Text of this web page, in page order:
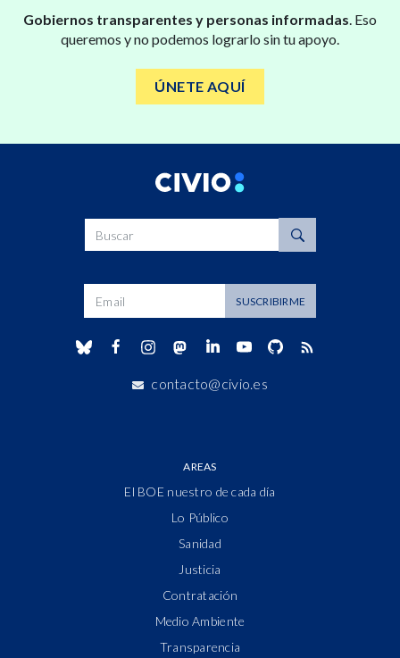
Gobiernos transparentes y personas informadas. Eso
queremos y no podemos lograrlo sin tu apoyo.
ÚNETE AQUÍ
SUSCRIBIRME
contacto@civio.es
AREAS
El BOE nuestro de cada día
Lo Público
Sanidad
Justicia
Contratación
Medio Ambiente
Transparencia